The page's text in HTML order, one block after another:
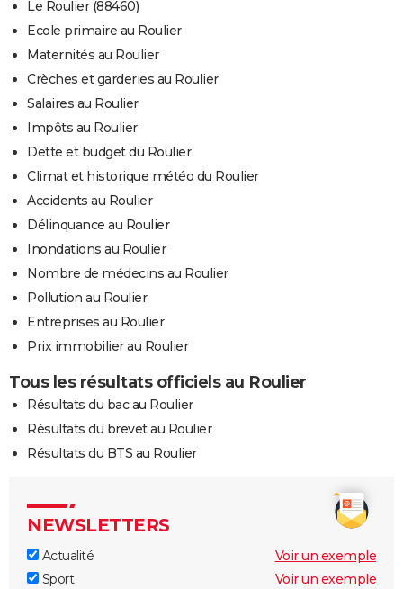
Le Roulier (88460)
Ecole primaire au Roulier
Maternités au Roulier
Crèches et garderies au Roulier
Salaires au Roulier
Impôts au Roulier
Dette et budget du Roulier
Climat et historique météo du Roulier
Accidents au Roulier
Délinquance au Roulier
Inondations au Roulier
Nombre de médecins au Roulier
Pollution au Roulier
Entreprises au Roulier
Prix immobilier au Roulier
Tous les résultats officiels au Roulier
Résultats du bac au Roulier
Résultats du brevet au Roulier
Résultats du BTS au Roulier
NEWSLETTERS
Actualité
Voir un exemple
Sport
Voir un exemple